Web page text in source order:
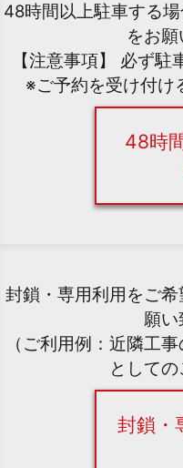
48時間以上駐車する
をお願
【注意事項】 必ず駐
※ご予約を受け付け
48時
封鎖・専用利用をご
願い
（ご利用例：近隣工
として
封鎖・